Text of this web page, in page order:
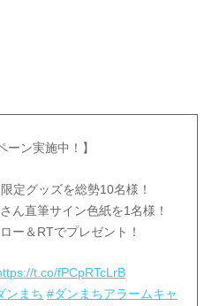
ーン実施中！】
定グッズを総勢10名様！
ん直筆サイン色紙を1名様！
ー＆RTでプレゼント！
t.co/fPCpRTcLrB
ンまち #ダンまちアラームキャ